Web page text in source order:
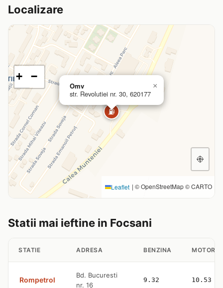
Localizare
⛽
Omv
str. Revolutiei nr. 30, 620177
×
+ −
Leaflet | © OpenStreetMap © CARTO
Statii mai ieftine in Focsani
STATIE ADRESA BENZINA
Rompetrol
Bd. Bucuresti
nr. 16
9.32 10.53